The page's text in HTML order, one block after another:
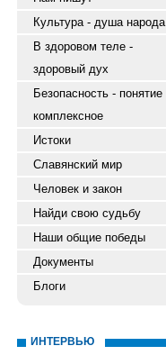
Культура - душа народа
В здоровом теле -
здоровый дух
Безопасность - понятие
комплексное
Истоки
Славянский мир
Человек и закон
Найди свою судьбу
Наши общие победы
Документы
Блоги
ИНТЕРВЬЮ